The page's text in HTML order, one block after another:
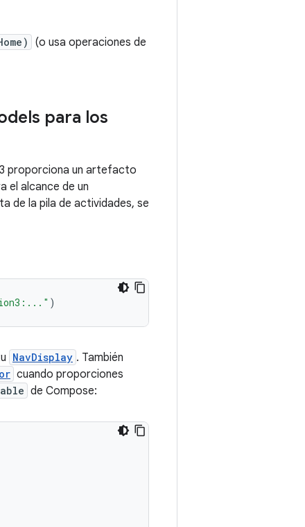
(o usa operaciones de
para los
proporciona un artefacto
el alcance de un
de la pila de actividades, se
)
NavDisplay . También
cuando proporciones
de Compose: